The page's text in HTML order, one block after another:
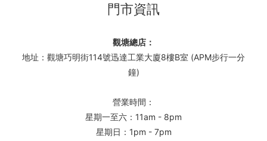
門市資訊
觀塘總店：
地址：觀塘巧明街114號迅達工業大廈8樓B室 (APM步行一分
鐘)
營業時間：
星期一至六：11am - 8pm
星期日：1pm - 7pm